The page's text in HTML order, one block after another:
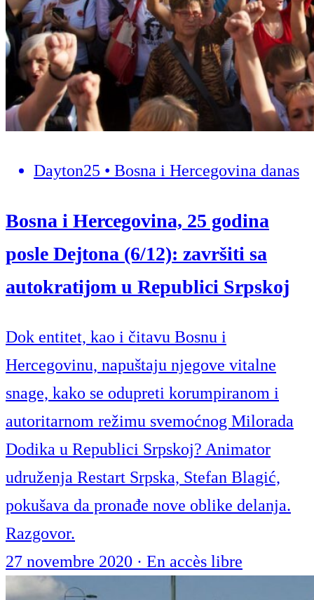
Dayton25 • Bosna i Hercegovina danas
Bosna i Hercegovina, 25 godina
posle Dejtona (6/12): završiti sa
autokratijom u Republici Srpskoj
Dok entitet, kao i čitavu Bosnu i
Hercegovinu, napuštaju njegove vitalne
snage, kako se odupreti korumpiranom i
autoritarnom režimu svemoćnog Milorada
Dodika u Republici Srpskoj? Animator
udruženja Restart Srpska, Stefan Blagić,
pokušava da pronađe nove oblike delanja.
Razgovor.
27 novembre 2020 · En accès libre